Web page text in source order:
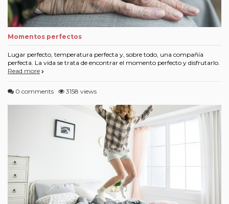
Momentos perfectos
Lugar perfecto, temperatura perfecta y, sobre todo, una compañía
perfecta. La vida se trata de encontrar el momento perfecto y disfrutarlo.
Read more
0 comments 3158 views